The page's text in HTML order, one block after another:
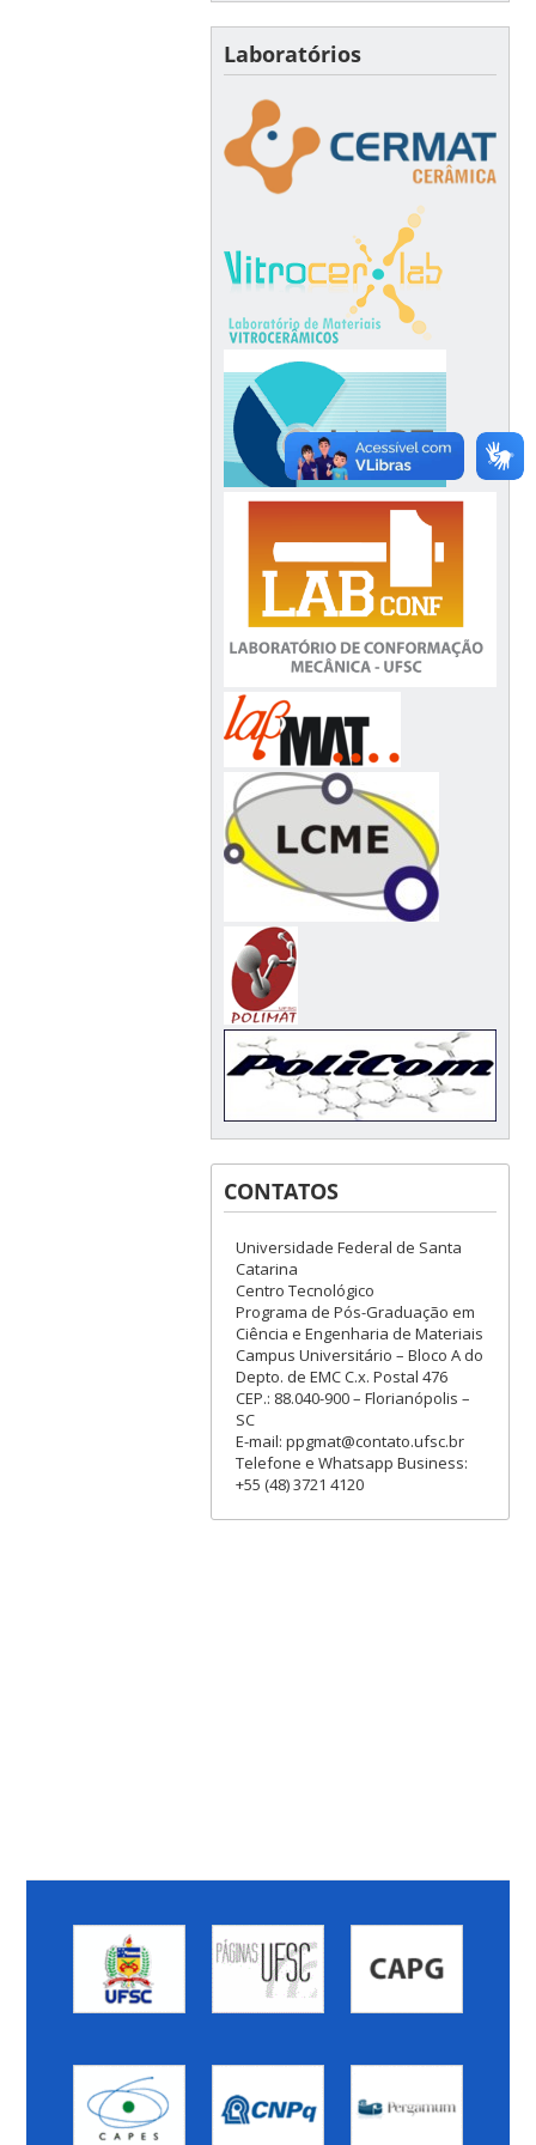
Laboratórios
CONTATOS
Universidade Federal de Santa
Catarina
Centro Tecnológico
Programa de Pós-Graduação em
Ciência e Engenharia de Materiais
Campus Universitário – Bloco A do
Depto. de EMC C.x. Postal 476
CEP.: 88.040-900 – Florianópolis –
SC
E-mail: ppgmat@contato.ufsc.br
Telefone e Whatsapp Business:
+55 (48) 3721 4120